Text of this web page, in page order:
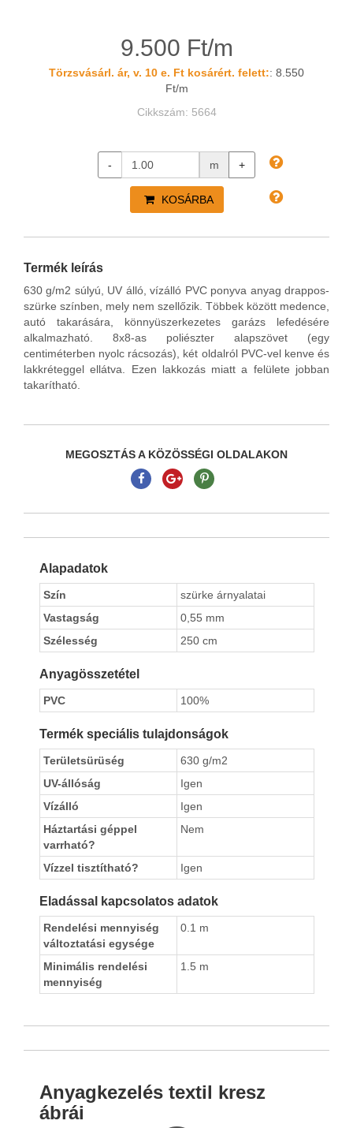
9.500 Ft/m
Törzsvásárl. ár, v. 10 e. Ft kosárért. felett:: 8.550
Ft/m
Cikkszám: 5664
- m +
KOSÁRBA
Termék leírás
630 g/m2 súlyú, UV álló, vízálló PVC ponyva anyag drappos-
szürke színben, mely nem szellőzik. Többek között medence,
autó takarására, könnyüszerkezetes garázs lefedésére
alkalmazható. 8x8-as poliészter alapszövet (egy
centiméterben nyolc rácsozás), két oldalról PVC-vel kenve és
lakkréteggel ellátva. Ezen lakkozás miatt a felülete jobban
takarítható.
MEGOSZTÁS A KÖZÖSSÉGI OLDALAKON
Alapadatok
Szín
szürke árnyalatai
Vastagság
0,55 mm
Szélesség
250 cm
Anyagösszetétel
PVC 100%
Termék speciális tulajdonságok
Területsürüség
630 g/m2
UV-állóság
Igen
Vízálló
Igen
Háztartási géppel
varrható?
Nem
Vízzel tisztítható? Igen
Eladással kapcsolatos adatok
Rendelési mennyiség
változtatási egysége
0.1 m
Minimális rendelési
mennyiség
1.5 m
Anyagkezelés textil kresz
ábrái